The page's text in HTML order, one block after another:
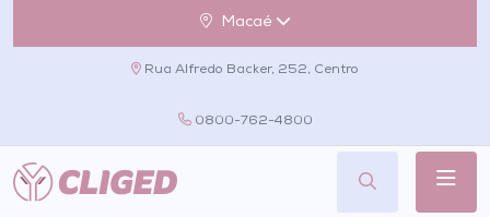
Macaé
Rua Alfredo Backer, 252, Centro
0800-762-4800